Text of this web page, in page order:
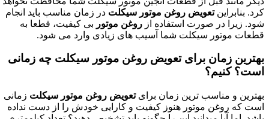
کرد. بنابراینتعویض روغن موتور سیکلتدر زمان مناسب باید انجام
شود. زیرا در صورت استفاده از روغن موتوربی کیفیت، قطعا به
قطعات موتور سیکلت شما آسیب های زیادی وارد می شود.
بهترین زمان برای تعویض روغن موتور سیکلت چه زمانی
است؟ کنیم؟
بهترین و مناسب ترین زمان برایتعویض روغن موتور سیکلتزمانی
است که روغن موتور هنوز کیفیت و کارایی خودش را از دست نداده